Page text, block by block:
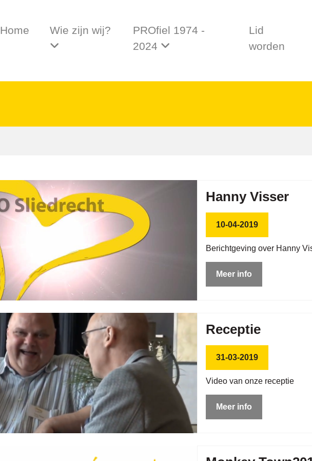
Home Wie zijn wij?
PROfiel 1974 -
2024
Lid
worden
Hanny Visser
10-04-2019
Berichtgeving over Hanny
Meer info
Receptie
31-03-2019
Video van onze receptie
Meer info